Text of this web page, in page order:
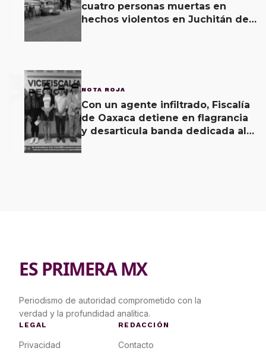
cuatro personas muertas en
hechos violentos en Juchitán de
3 NOTA ROJA
Con un agente infiltrado, Fiscalía
de Oaxaca detiene en flagrancia
y desarticula banda dedicada al
ES PRIMERA MX
Periodismo de autoridad comprometido con la
verdad y la profundidad analítica.
LEGAL
Privacidad
REDACCIÓN
Contacto